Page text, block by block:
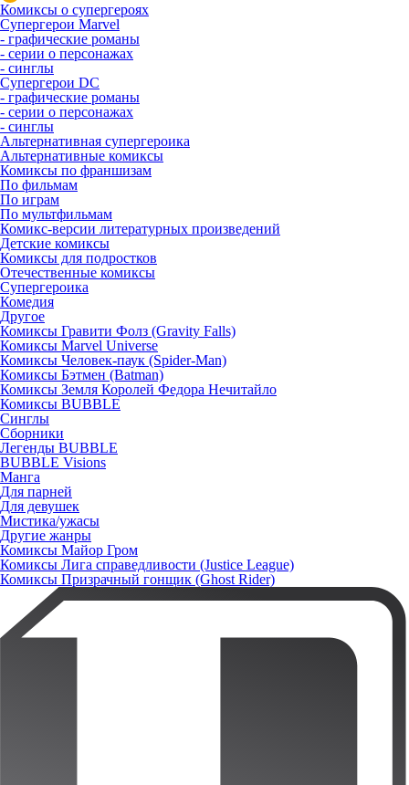
Комиксы о супергероях
Супергерои Marvel
- графические романы
- серии о персонажах
- синглы
Супергерои DC
- графические романы
- серии о персонажах
- синглы
Альтернативная супергероика
Альтернативные комиксы
Комиксы по франшизам
По фильмам
По играм
По мультфильмам
Комикс-версии литературных произведений
Детские комиксы
Комиксы для подростков
Отечественные комиксы
Супергероика
Комедия
Другое
Комиксы Гравити Фолз (Gravity Falls)
Комиксы Marvel Universe
Комиксы Человек-паук (Spider-Man)
Комиксы Бэтмен (Batman)
Комиксы Земля Королей Федора Нечитайло
Комиксы BUBBLE
Синглы
Сборники
Легенды BUBBLE
BUBBLE Visions
Манга
Для парней
Для девушек
Мистика/ужасы
Другие жанры
Комиксы Майор Гром
Комиксы Лига справедливости (Justice League)
Комиксы Призрачный гонщик (Ghost Rider)